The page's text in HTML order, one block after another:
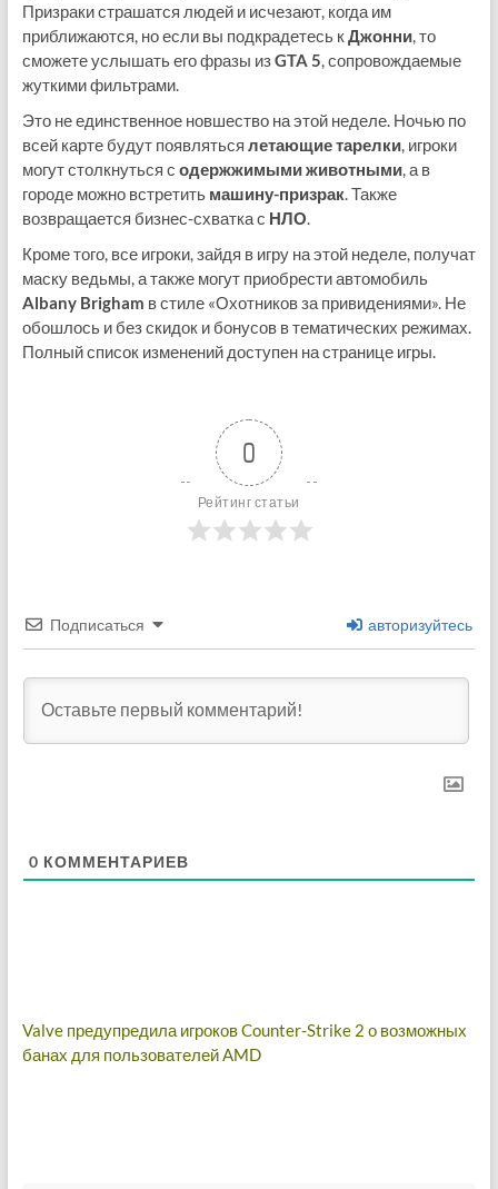
Призраки страшатся людей и исчезают, когда им
приближаются, но если вы подкрадетесь кДжонни, то
сможете услышать его фразы изGTA 5, сопровождаемые
жуткими фильтрами.
Это не единственное новшество на этой неделе. Ночью по
всей карте будут появляться летающие тарелки, игроки
могут столкнуться с одержжимыми животными, а в
городе можно встретить машину-призрак. Также
возвращается бизнес-схватка с НЛО.
Кроме того, все игроки, зайдя в игру на этой неделе, получат
маску ведьмы, а также могут приобрести автомобиль
Albany Brigham в стиле «Охотников за привидениями». Не
обошлось и без скидок и бонусов в тематических режимах.
Полный список изменений доступен на странице игры.
0
Рейтинг статьи
Подписаться авторизуйтесь
0 КОММЕНТАРИЕВ
Навигация
по
Valve предупредила игроков Counter-Strike 2 о возможных
банах для пользователей AMD